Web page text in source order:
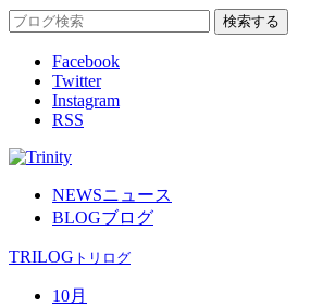
Facebook
Twitter
Instagram
RSS
NEWSニュース
BLOGブログ
TRILOG トリログ
10月